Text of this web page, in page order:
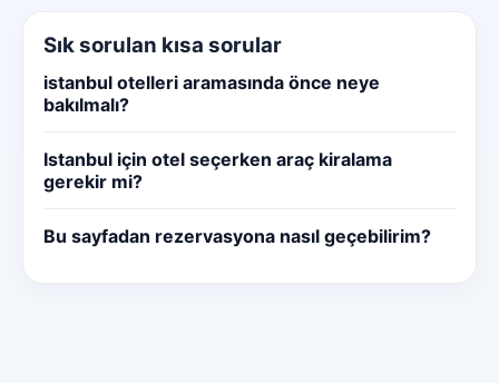
Sık sorulan kısa sorular
istanbul otelleri aramasında önce neye
bakılmalı?
Istanbul için otel seçerken araç kiralama
gerekir mi?
Bu sayfadan rezervasyona nasıl geçebilirim?